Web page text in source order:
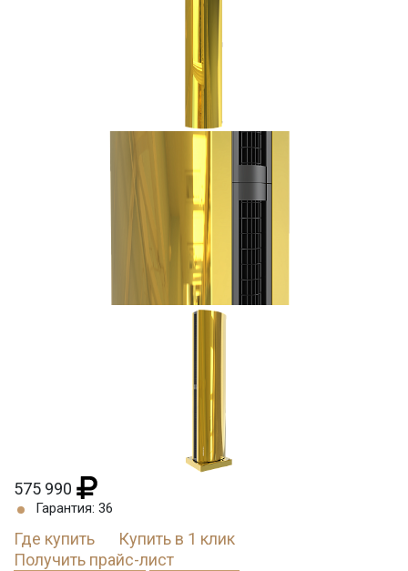
575 990
Гарантия: 36
Где купить
Купить в 1 клик
Получить прайс-лист